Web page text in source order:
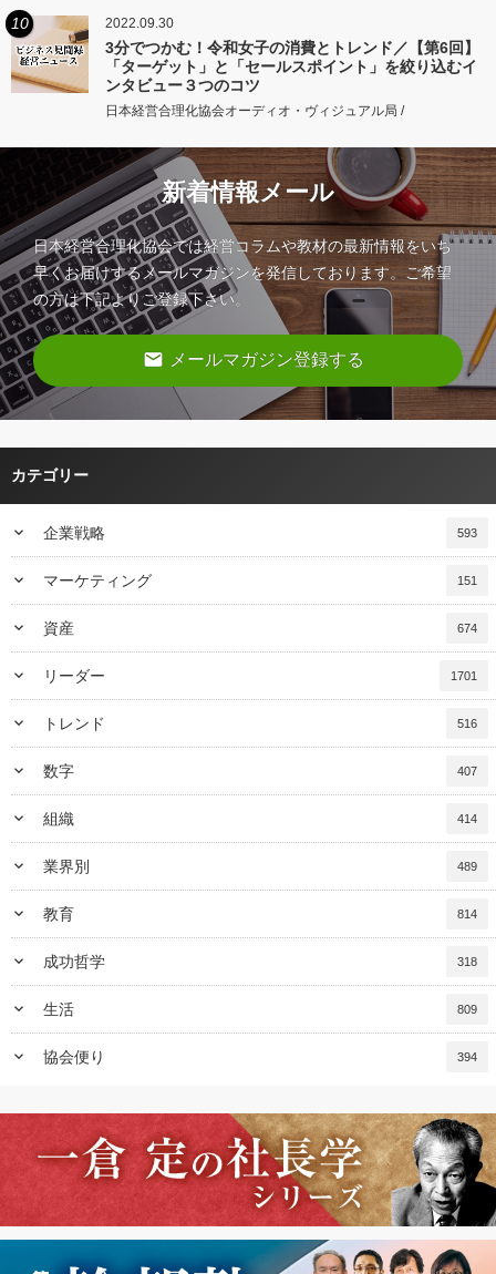
10 2022.09.30
3分でつかむ！令和女子の消費とトレンド／【第6回】
「ターゲット」と「セールスポイント」を絞り込むイ
ンタビュー３つのコツ
日本経営合理化協会オーディオ・ヴィジュアル局 /
新着情報メール
日本経営合理化協会では経営コラムや教材の最新情報をいち
早くお届けするメールマガジンを発信しております。ご希望
の方は下記よりご登録下さい。
email メールマガジン登録する
カテゴリー
keyboard_arrow_down 企業戦略 593
keyboard_arrow_down マーケティング 151
keyboard_arrow_down 資産 674
keyboard_arrow_down リーダー 1701
keyboard_arrow_down トレンド 516
keyboard_arrow_down 数字 407
keyboard_arrow_down 組織 414
keyboard_arrow_down 業界別 489
keyboard_arrow_down 教育 814
keyboard_arrow_down 成功哲学 318
keyboard_arrow_down 生活 809
keyboard_arrow_down 協会便り 394